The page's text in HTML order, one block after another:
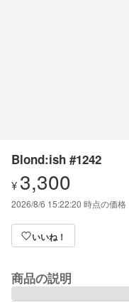
Blond:ish #1242
¥ 3,300
2026/8/6 15:22:20 時点の価格
いいね！
商品の説明